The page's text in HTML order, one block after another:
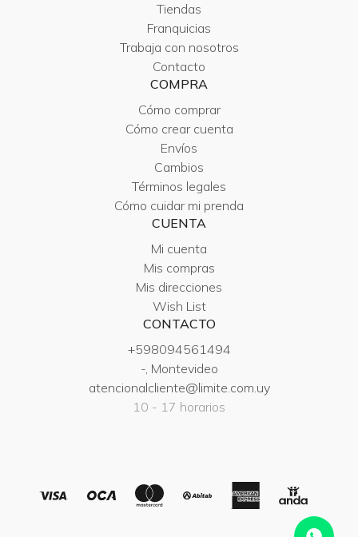
Tiendas
Franquicias
Trabaja con nosotros
Contacto
COMPRA
Cómo comprar
Cómo crear cuenta
Envíos
Cambios
Términos legales
Cómo cuidar mi prenda
CUENTA
Mi cuenta
Mis compras
Mis direcciones
Wish List
CONTACTO
+598094561494
-, Montevideo
atencionalcliente@limite.com.uy
10 - 17 horarios